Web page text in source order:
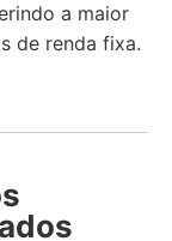
a maior
de renda fixa.